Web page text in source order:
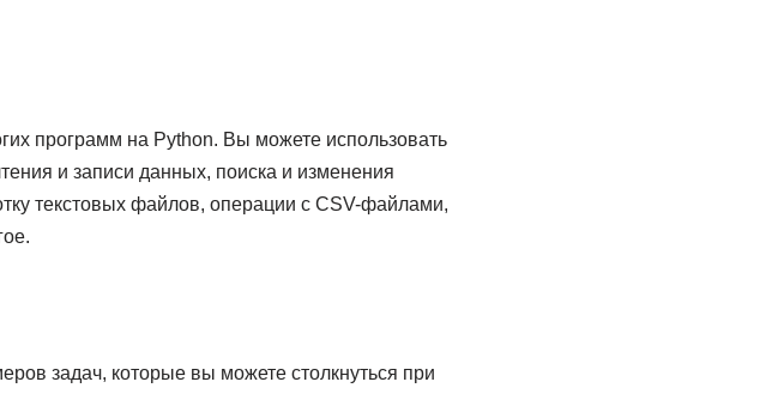
программ на Python. Вы можете использовать
и записи данных, поиска и изменения
текстовых файлов, операции с CSV-файлами,
задач, которые вы можете столкнуться при